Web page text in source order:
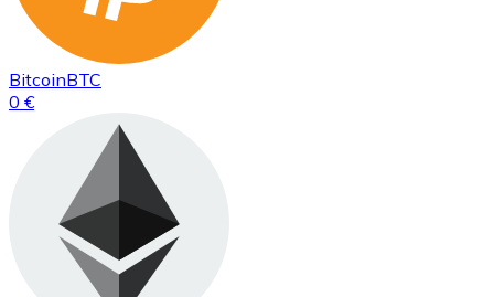
BitcoinBTC
0 €